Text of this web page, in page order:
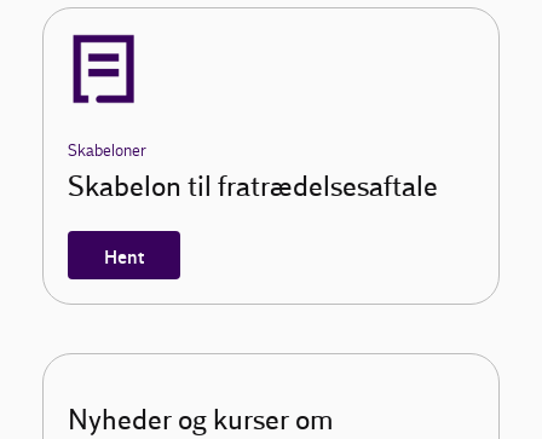
Skabeloner
Skabelon til fratrædelsesaftale
Hent
Nyheder og kurser om